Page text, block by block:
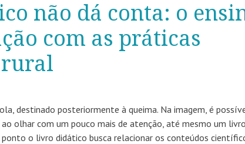
não dá conta: o
com as práticas
rural
destinado posteriormente à queima. Na imagem, é
olhar com um pouco mais de atenção, até mesmo um livro
o livro didático busca relacionar os conteúdos